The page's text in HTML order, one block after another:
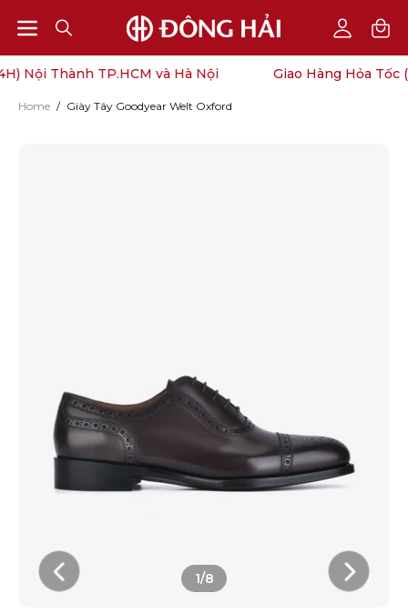
Open
navigation
menu
OPEN
SEARCH
BAR
My
Account
Nội Thành TP.HCM và Hà Nội Giao Hàng Hỏa Tốc
Home / Giày Tây Goodyear Welt Oxford
1/8